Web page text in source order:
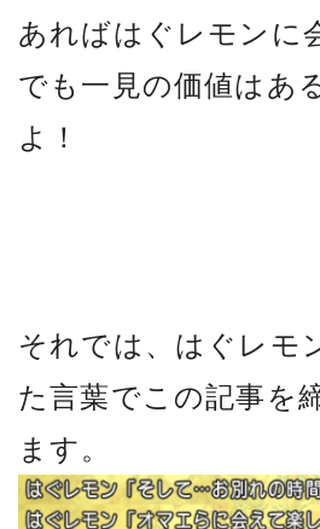
あればはぐレモンに
でも一見の価値はあ
よ！
それでは、はぐレモ
た言葉でこの記事を
ます。